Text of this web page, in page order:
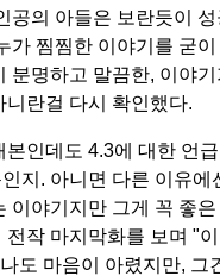
공의 아들은 보란듯이
가 찜찜한 이야기를 굳
분명하고 말끔한, 이야
란걸 다시 확인했다.
인데도 4.3에 대한 언
지. 아니면 다른 이유에
이야기지만 그게 꼭 좋은
작 마지막화를 보며 "
도 마음이 아렸지만, 그